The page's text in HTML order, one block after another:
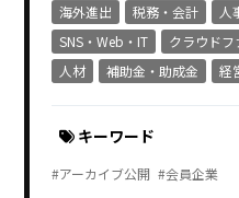
海外進出 税務・会計 人
SNS・Web・IT
クラウドフ
人材
補助金・助成金 経
キーワード
#アーカイブ公開 #会員企業